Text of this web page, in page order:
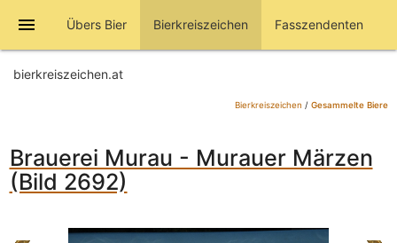
menu Übers Bier Bierkreiszeichen Fasszendenten
bierkreiszeichen.at
Bierkreiszeichen / Gesammelte Biere
Brauerei Murau - Murauer Märzen
(Bild 2692)